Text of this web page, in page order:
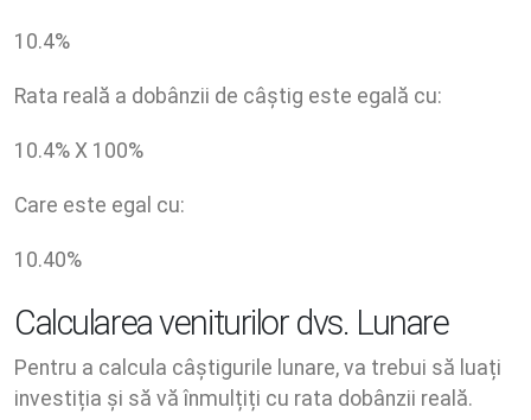
10.4%
Rata reală a dobânzii de câștig este egală cu:
10.4% X 100%
Care este egal cu:
10.40%
Calcularea veniturilor dvs. Lunare
Pentru a calcula câștigurile lunare, va trebui să luați
investiția și să vă înmulțiți cu rata dobânzii reală.